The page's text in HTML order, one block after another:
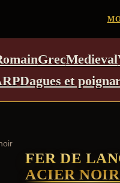
GrecMedieval
Dagues et
FER DE
ACIER